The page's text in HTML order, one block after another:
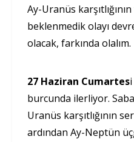
Ay-Uranüs
beklenmedik olayı
olacak, farkında olalım.
27 Haziran Cumartes
burcunda ilerliyor.
Uranüs karşıtlığının
ardından Ay-Neptün